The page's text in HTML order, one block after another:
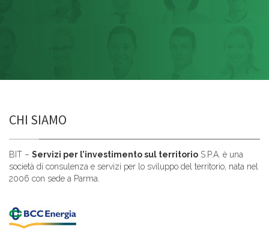
CHI SIAMO
BIT – Servizi per l’investimento sul territorio S.P.A. è una
società di consulenza e servizi per lo sviluppo del territorio, nata nel
2006 con sede a Parma.